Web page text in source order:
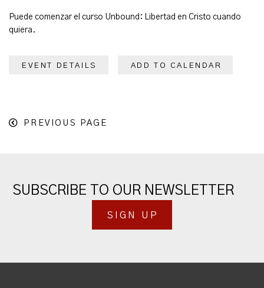
Puede comenzar el curso Unbound: Libertad en Cristo cuando
quiera.
EVENT DETAILS ADD TO CALENDAR
PREVIOUS PAGE
SUBSCRIBE TO OUR NEWSLETTER
SIGN UP